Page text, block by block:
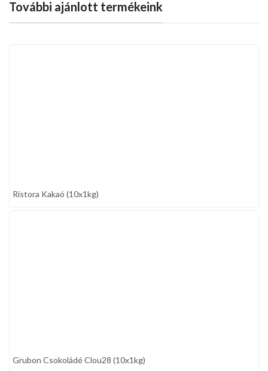
További ajánlott termékeink
Ristora Kakaó (10x1kg)
Grubon Csokoládé Clou28 (10x1kg)